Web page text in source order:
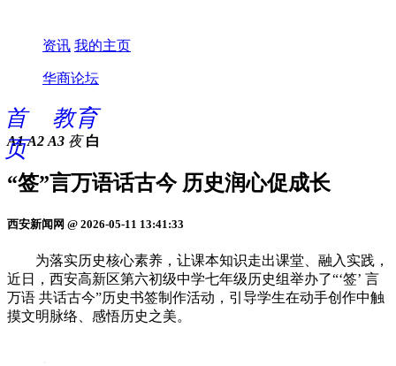
资讯 我的主页
华商论坛
首
页
教育
A1 A2 A3 夜 白
“签”言万语话古今 历史润心促成长
西安新闻网 @ 2026-05-11 13:41:33
为落实历史核心素养，让课本知识走出课堂、融入实践，
近日，西安高新区第六初级中学七年级历史组举办了“‘签’ 言
万语 共话古今”历史书签制作活动，引导学生在动手创作中触
摸文明脉络、感悟历史之美。